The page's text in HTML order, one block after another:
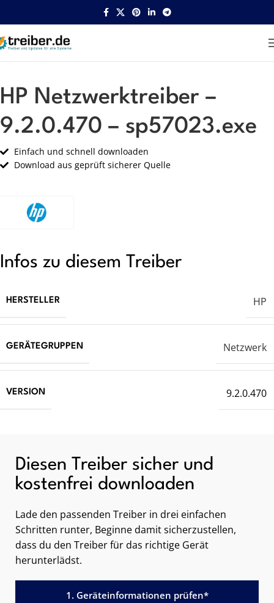
Startseite HP Netzwerk
HP Netzwerktreiber –
9.2.0.470 – sp57023.exe
Einfach und schnell downloaden
Download aus geprüft sicherer Quelle
Infos zu diesem Treiber
HERSTELLER HP
GERÄTEGRUPPEN Netzwerk
VERSION 9.2.0.470
Diesen Treiber sicher und
kostenfrei downloaden
Lade den passenden Treiber in drei einfachen
Schritten runter, Beginne damit sicherzustellen,
dass du den Treiber für das richtige Gerät
herunterlädst.
1. Geräteinformationen prüfen*